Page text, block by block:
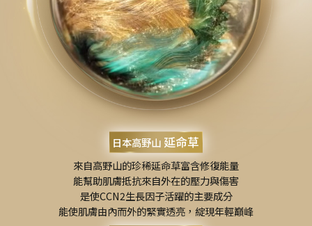
日本高野山 延命草
來自高野山的珍稀延命草富含修復能量
能幫助肌膚抵抗來自外在的壓力與傷害
是使CCN2生長因子活躍的主要成分
能使肌膚由內而外的緊實透亮，綻現年輕巔峰